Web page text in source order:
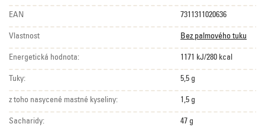
EAN 7311311020636
Vlastnost Bez palmového tuku
Energetická hodnota: 1171 kJ/280 kcal
Tuky: 5,5 g
z toho nasycené mastné kyseliny: 1,5 g
Sacharidy: 47 g